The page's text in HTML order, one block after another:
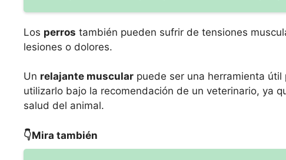
Los perros también pueden sufrir de tensiones
lesiones o dolores.
Un relajante muscular puede ser una herramienta
utilizarlo bajo la recomendación de un veterinario, ya
salud del animal.
👇Mira también